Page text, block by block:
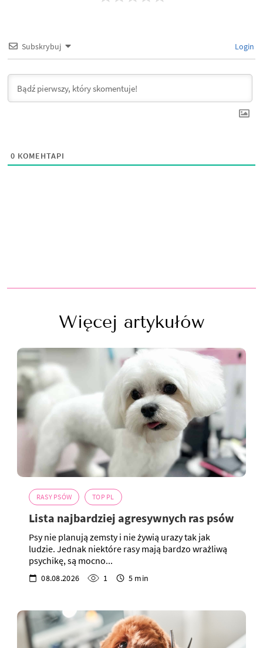
Subskrybuj Login
0 КОМЕНТАРІ
Więcej artykułów
RASY PSÓW TOP PL
Lista najbardziej agresywnych ras psów
Psy nie planują zemsty i nie żywią urazy tak jak
ludzie. Jednak niektóre rasy mają bardzo wrażliwą
psychikę, są mocno...
08.08.2026 1 5 min